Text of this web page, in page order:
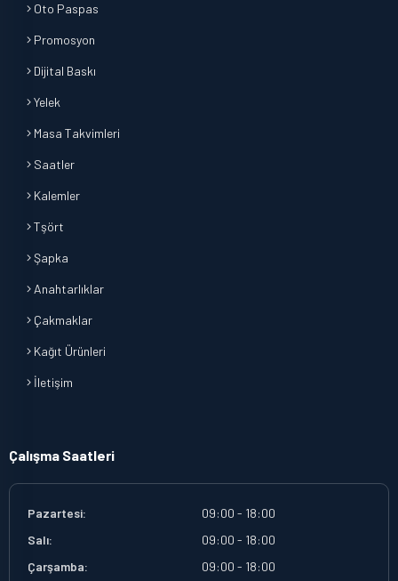
Oto Paspas
Promosyon
Dijital Baskı
Yelek
Masa Takvimleri
Saatler
Kalemler
Tşört
Şapka
Anahtarlıklar
Çakmaklar
Kağıt Ürünleri
İletişim
Çalışma Saatleri
Pazartesi:
09:00 - 18:00
Salı:
09:00 - 18:00
Çarşamba:
09:00 - 18:00